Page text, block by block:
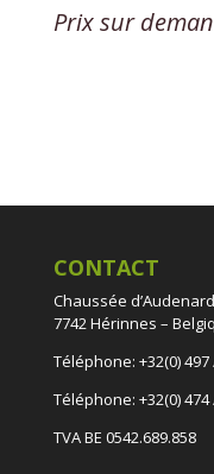
Prix sur
CONTACT
Chaussée
7742 Hérinnes –
Téléphone: +32(0) 497
Téléphone: +32(0) 474
TVA BE 0542.689.858